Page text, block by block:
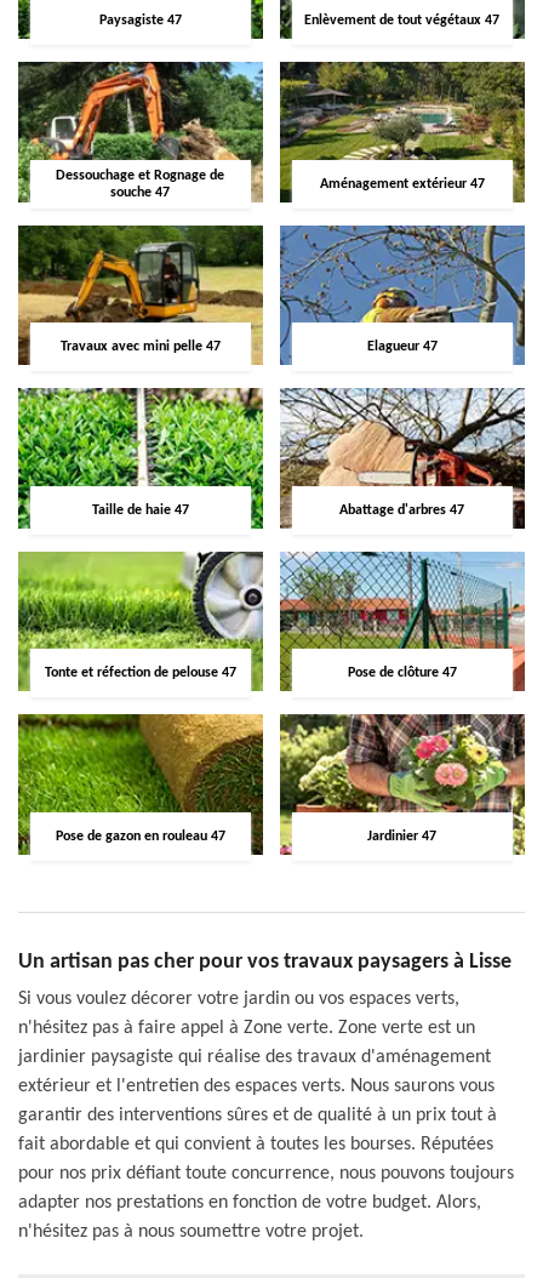
Paysagiste 47 Enlèvement de tout végétaux 47
Dessouchage et Rognage de
souche 47
Aménagement extérieur 47
Travaux avec mini pelle 47 Elagueur 47
Taille de haie 47 Abattage d'arbres 47
Tonte et réfection de pelouse 47 Pose de clôture 47
Pose de gazon en rouleau 47 Jardinier 47
Un artisan pas cher pour vos travaux paysagers à Lisse
Si vous voulez décorer votre jardin ou vos espaces verts,
n'hésitez pas à faire appel à Zone verte. Zone verte est un
jardinier paysagiste qui réalise des travaux d'aménagement
extérieur et l'entretien des espaces verts. Nous saurons vous
garantir des interventions sûres et de qualité à un prix tout à
fait abordable et qui convient à toutes les bourses. Réputées
pour nos prix défiant toute concurrence, nous pouvons toujours
adapter nos prestations en fonction de votre budget. Alors,
n'hésitez pas à nous soumettre votre projet.